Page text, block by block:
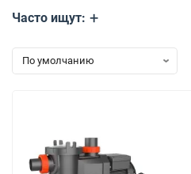
Консольно-моноблочные насосы
Насосы для химических жидкостей
Часто ищут: